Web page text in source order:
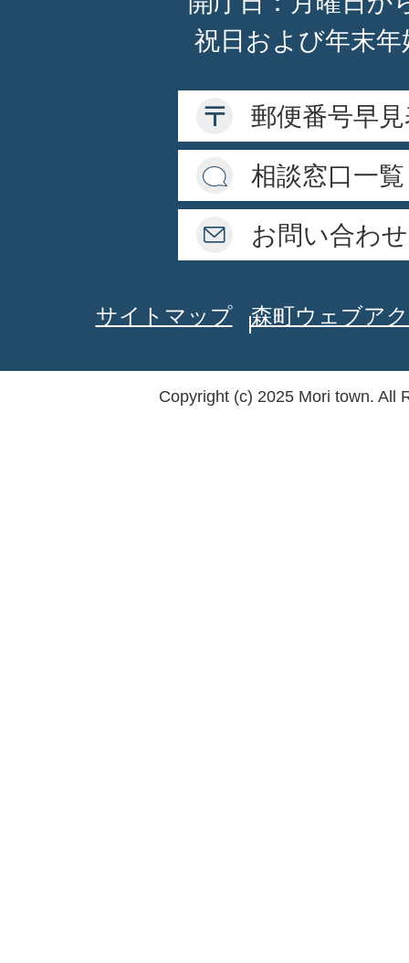
祝日および年末
郵便番号早
相談窓口一覧
お問い合わせ
サイトマップ 森町ウェブア
Copyright (c) 2025 Mori town. All